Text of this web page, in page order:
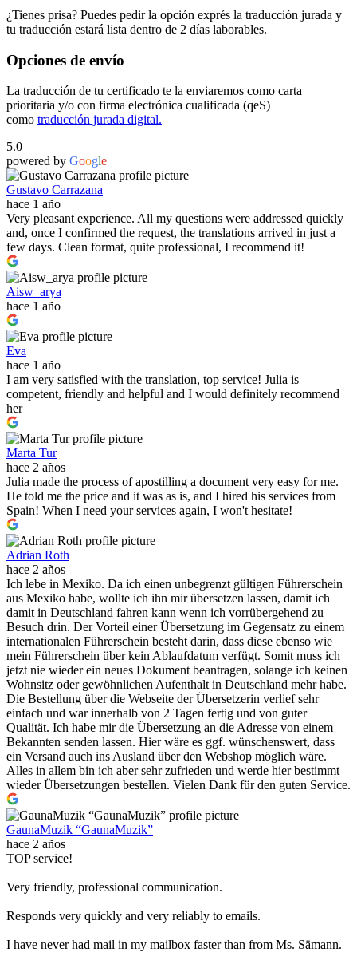
¿Tienes prisa? Puedes pedir la opción exprés la traducción jurada y
tu traducción estará lista dentro de 2 días laborables.
Opciones de envío
La traducción de tu certificado te la enviaremos como carta
prioritaria y/o con firma electrónica cualificada (qeS)
como traducción jurada digital.
5.0
powered by Google
Gustavo Carrazana
hace 1 año
Very pleasant experience. All my questions were addressed quickly
and, once I confirmed the request, the translations arrived in just a
few days. Clean format, quite professional, I recommend it!
Aisw_arya
hace 1 año
Eva
hace 1 año
I am very satisfied with the translation, top service! Julia is
competent, friendly and helpful and I would definitely recommend
her
Marta Tur
hace 2 años
Julia made the process of apostilling a document very easy for me.
He told me the price and it was as is, and I hired his services from
Spain! When I need your services again, I won't hesitate!
Adrian Roth
hace 2 años
Ich lebe in Mexiko. Da ich einen unbegrenzt gültigen Führerschein
aus Mexiko habe, wollte ich ihn mir übersetzen lassen, damit ich
damit in Deutschland fahren kann wenn ich vorrübergehend zu
Besuch drin. Der Vorteil einer Übersetzung im Gegensatz zu einem
internationalen Führerschein besteht darin, dass diese ebenso wie
mein Führerschein über kein Ablaufdatum verfügt. Somit muss ich
jetzt nie wieder ein neues Dokument beantragen, solange ich keinen
Wohnsitz oder gewöhnlichen Aufenthalt in Deutschland mehr habe.
Die Bestellung über die Webseite der Übersetzerin verlief sehr
einfach und war innerhalb von 2 Tagen fertig und von guter
Qualität. Ich habe mir die Übersetzung an die Adresse von einem
Bekannten senden lassen. Hier wäre es ggf. wünschenswert, dass
ein Versand auch ins Ausland über den Webshop möglich wäre.
Alles in allem bin ich aber sehr zufrieden und werde hier bestimmt
wieder Übersetzungen bestellen. Vielen Dank für den guten Service.
GaunaMuzik “GaunaMuzik”
hace 2 años
TOP service!
Very friendly, professional communication.
Responds very quickly and very reliably to emails.
I have never had mail in my mailbox faster than from Ms. Sämann.